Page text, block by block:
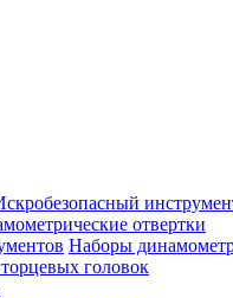
отвертки
Наборы
головок